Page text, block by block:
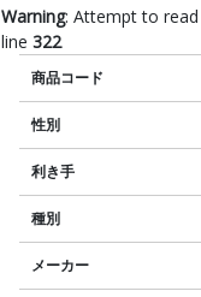
Warning: Attempt to
line 322
商品コード
性別
利き手
種別
メーカー